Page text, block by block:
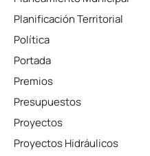
Planificación Territorial
Política
Portada
Premios
Presupuestos
Proyectos
Proyectos Hidráulicos